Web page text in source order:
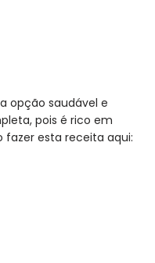
opção saudável e
pois é rico em
fazer esta receita aqui: